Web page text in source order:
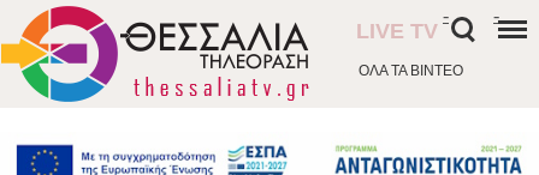
ΟΛΑ ΤΑ ΒΙΝΤΕΟ
LIVE TV
- -